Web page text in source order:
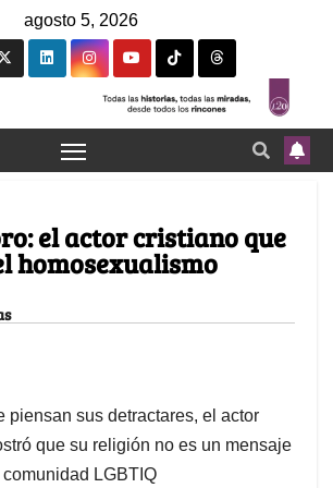
agosto 5, 2026
el actor cristiano que
homosexualismo
piensan sus detractares, el actor
que su religión no es un mensaje
LGBTIQ